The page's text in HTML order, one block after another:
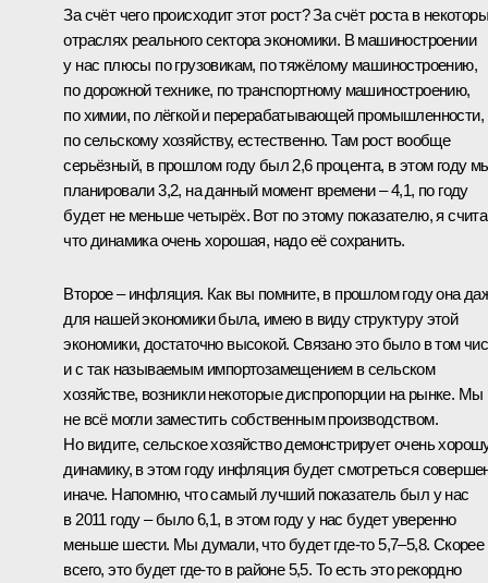
За счёт чего происходит этот рост? За счёт роста в
отраслях реального сектора экономики. В машиностроении
у нас плюсы по грузовикам, по тяжёлому машиностроению,
по дорожной технике, по транспортному машиностроению,
по химии, по лёгкой и перерабатывающей промышленности,
по сельскому хозяйству, естественно. Там рост вообще
серьёзный, в прошлом году был 2,6 процента, в этом году
планировали 3,2, на данный момент времени – 4,1, по году
будет не меньше четырёх. Вот по этому показателю, я
что динамика очень хорошая, надо её сохранить.
Второе – инфляция. Как вы помните, в прошлом году она
для нашей экономики была, имею в виду структуру этой
экономики, достаточно высокой. Связано это было в том
и с так называемым импортозамещением в сельском
хозяйстве, возникли некоторые диспропорции на рынке. Мы
не всё могли заместить собственным производством.
Но видите, сельское хозяйство демонстрирует очень
динамику, в этом году инфляция будет смотреться
иначе. Напомню, что самый лучший показатель был у нас
в 2011 году – было 6,1, в этом году у нас будет уверенно
меньше шести. Мы думали, что будет где-то 5,7–5,8. Скорее
всего, это будет где-то в районе 5,5. То есть это рекордно